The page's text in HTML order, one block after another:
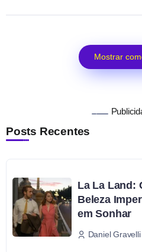
Mostrar
Posts Recentes
La La Land:
Beleza
em Sonhar
Daniel Gravelli